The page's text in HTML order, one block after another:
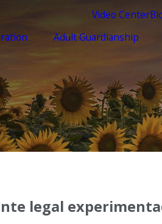
Video Center
Adult Guardianship
legal